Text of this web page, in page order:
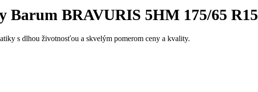
Barum BRAVURIS 5HM 175/65 R15
s dlhou životnosťou a skvelým pomerom ceny a kvality.